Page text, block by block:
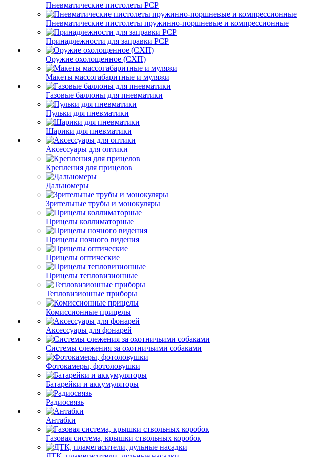
Пневматические пистолеты PCP
Пневматические пистолеты пружинно-поршневые и компрессионные
Принадлежности для заправки PCP
Оружие охолощенное (СХП)
Макеты массогабаритные и муляжи
Газовые баллоны для пневматики
Пульки для пневматики
Шарики для пневматики
Аксессуары для оптики
Крепления для прицелов
Дальномеры
Зрительные трубы и монокуляры
Прицелы коллиматорные
Прицелы ночного видения
Прицелы оптические
Прицелы тепловизионные
Тепловизионные приборы
Комиссионные прицелы
Аксессуары для фонарей
Системы слежения за охотничьими собаками
Фотокамеры, фотоловушки
Батарейки и аккумуляторы
Радиосвязь
Антабки
Газовая система, крышки ствольных коробок